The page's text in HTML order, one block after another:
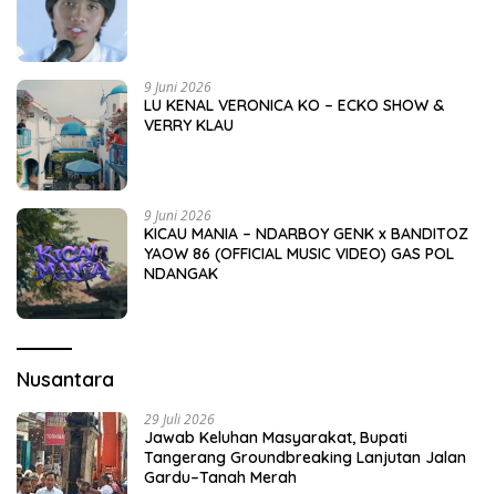
9 Juni 2026
LU KENAL VERONICA KO – ECKO SHOW &
VERRY KLAU
9 Juni 2026
KICAU MANIA – NDARBOY GENK x BANDITOZ
YAOW 86 (OFFICIAL MUSIC VIDEO) GAS POL
NDANGAK
Nusantara
29 Juli 2026
Jawab Keluhan Masyarakat, Bupati
Tangerang Groundbreaking Lanjutan Jalan
Gardu–Tanah Merah